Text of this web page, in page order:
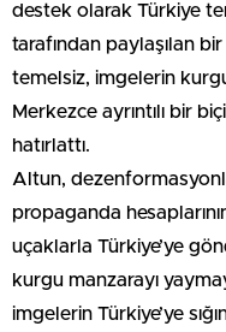
destek olarak Türkiye
tarafından paylaşılan bir
temelsiz, imgelerin
Merkezce ayrıntılı bir
hatırlattı.
Altun,
propaganda
uçaklarla Türkiye’ye
kurgu manzarayı
imgelerin Türkiye’ye